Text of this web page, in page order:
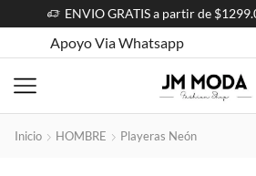
ENVIO GRATIS a partir de
Apoyo Via Whatsapp
Inicio HOMBRE Playeras Neón